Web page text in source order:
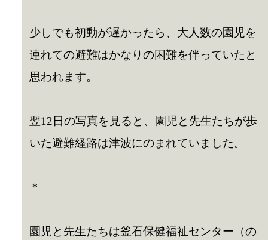
少しでも初動が遅かったら、大人数の園児を
連れての避難はかなりの困難を伴っていたと
思われます。
翌12日の写真を見ると、園児と先生たちが歩
いた避難経路は津波にのまれていました。
＊
園児と先生たちは釜石保健福祉センター（の